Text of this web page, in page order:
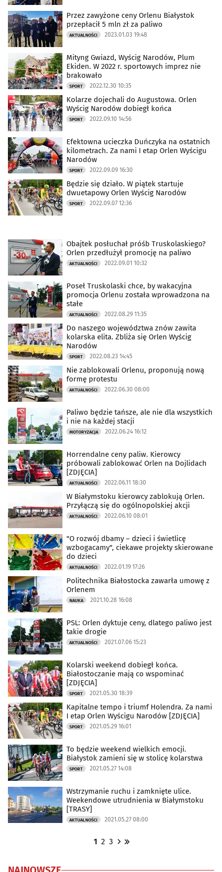
Przez zawyżone ceny Orlenu Białystok
przepłacił 5 mln zł za paliwo
AKTUALNOŚCI 2023.01.03 19:48
Mityng Gwiazd, Wyścig Narodów, Plum
Ekiden. W 2022 r. sportowych imprez nie
brakowało
SPORT 2022.12.30 10:35
Kolarze dojechali do Augustowa. Orlen
Wyścig Narodów dobiegł końca
SPORT 2022.09.10 14:56
Efektowna ucieczka Duńczyka na ostatnich
kilometrach. Za nami I etap Orlen Wyścigu
Narodów
SPORT 2022.09.09 16:30
Będzie się działo. W piątek startuje
dwuetapowy Orlen Wyścig Narodów
SPORT 2022.09.07 12:36
Obajtek posłuchał próśb Truskolaskiego?
Orlen przedłużył promocję na paliwo
AKTUALNOŚCI 2022.09.01 10:32
Poseł Truskolaski chce, by wakacyjna
promocja Orlenu została wprowadzona na
stałe
AKTUALNOŚCI 2022.08.29 11:35
Do naszego województwa znów zawita
kolarska elita. Zbliża się Orlen Wyścig
Narodów
SPORT 2022.08.23 14:45
Nie zablokowali Orlenu, proponują nową
formę protestu
AKTUALNOŚCI 2022.06.30 08:00
Paliwo będzie tańsze, ale nie dla wszystkich
i nie na każdej stacji
MOTORYZACJA 2022.06.24 16:12
Horrendalne ceny paliw. Kierowcy
próbowali zablokować Orlen na Dojlidach
[ZDJĘCIA]
AKTUALNOŚCI 2022.06.11 18:30
W Białymstoku kierowcy zablokują Orlen.
Przyłączą się do ogólnopolskiej akcji
AKTUALNOŚCI 2022.06.10 08:01
"O rozwój dbamy – dzieci i świetlicę
wzbogacamy", ciekawe projekty skierowane
do dzieci
AKTUALNOŚCI 2022.01.19 17:26
Politechnika Białostocka zawarła umowę z
Orlenem
NAUKA 2021.10.28 16:08
PSL: Orlen dyktuje ceny, dlatego paliwo jest
takie drogie
AKTUALNOŚCI 2021.07.06 15:23
Kolarski weekend dobiegł końca.
Białostoczanie mają co wspominać
[ZDJĘCIA]
SPORT 2021.05.30 18:39
Kapitalne tempo i triumf Holendra. Za nami
I etap Orlen Wyścigu Narodów [ZDJĘCIA]
SPORT 2021.05.29 16:01
To będzie weekend wielkich emocji.
Białystok zamieni się w stolicę kolarstwa
SPORT 2021.05.27 14:08
Wstrzymanie ruchu i zamknięte ulice.
Weekendowe utrudnienia w Białymstoku
[TRASY]
AKTUALNOŚCI 2021.05.27 08:00
1 2 3